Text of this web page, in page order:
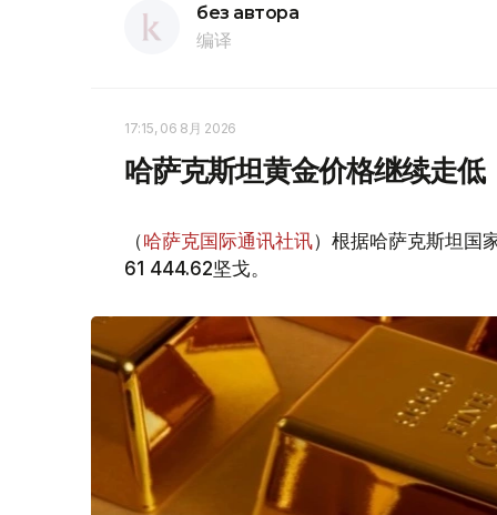
без автора
编译
17:15, 06 8月 2026
哈萨克斯坦黄金价格继续走低
（哈萨克国际通讯社讯）根据哈萨克斯坦国
61 444.62坚戈。